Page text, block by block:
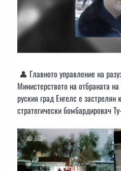
👤 Главното управление на
Министерството на отбраната
руския град Енгелс е
стратегически бомбардировач